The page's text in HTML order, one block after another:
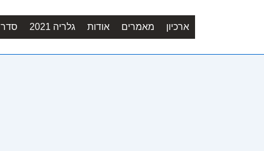
סדר גלריה 2021 אודות מאמרים ארכיון